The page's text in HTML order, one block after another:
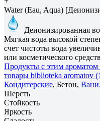
Water (Eau, Aqua)
Деионизированная
Мягкая вода высокой
счет чистоты вода
или косметического
Продукты с этим ароматом
товары biblioteka aromatov
Кондитерские, Бетон,
Шерсть
Стойкость
Яркость